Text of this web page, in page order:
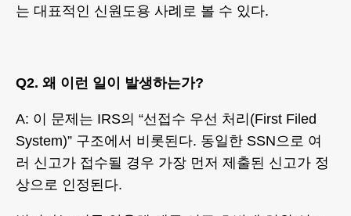
는 대표적인 신원도용 사례로 볼 수 있다.
Q2. 왜 이런 일이 발생하는가?
A: 이 문제는 IRS의 “선접수 우선 처리(First Filed
System)” 구조에서 비롯된다. 동일한 SSN으로 여
러 신고가 접수될 경우 가장 먼저 제출된 신고가 정
상으로 인정된다.